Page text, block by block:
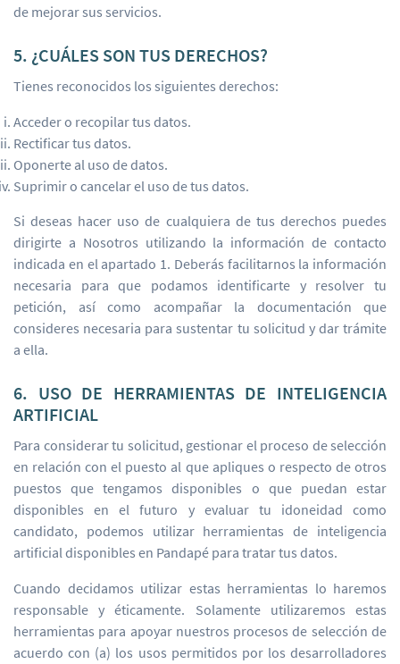
de mejorar sus servicios.
5. ¿CUÁLES SON TUS DERECHOS?
Tienes reconocidos los siguientes derechos:
Acceder o recopilar tus datos.
Rectificar tus datos.
Oponerte al uso de datos.
Suprimir o cancelar el uso de tus datos.
Si deseas hacer uso de cualquiera de tus derechos puedes
dirigirte a Nosotros utilizando la información de contacto
indicada en el apartado 1. Deberás facilitarnos la información
necesaria para que podamos identificarte y resolver tu
petición, así como acompañar la documentación que
consideres necesaria para sustentar tu solicitud y dar trámite
a ella.
6. USO DE HERRAMIENTAS DE INTELIGENCIA
ARTIFICIAL
Para considerar tu solicitud, gestionar el proceso de selección
en relación con el puesto al que apliques o respecto de otros
puestos que tengamos disponibles o que puedan estar
disponibles en el futuro y evaluar tu idoneidad como
candidato, podemos utilizar herramientas de inteligencia
artificial disponibles en Pandapé para tratar tus datos.
Cuando decidamos utilizar estas herramientas lo haremos
responsable y éticamente. Solamente utilizaremos estas
herramientas para apoyar nuestros procesos de selección de
acuerdo con (a) los usos permitidos por los desarrolladores